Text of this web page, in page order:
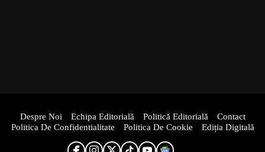
Despre Noi Echipa Editorială Politică Editorială
Contact
Politica De Confidentialitate
Politica De Cookie Ediția Digitală